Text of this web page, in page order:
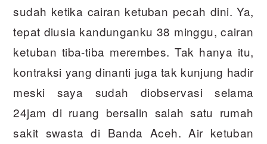
sudah ketika cairan ketuban pecah dini. Ya,
tepat diusia kandunganku 38 minggu, cairan
ketuban tiba-tiba merembes. Tak hanya itu,
kontraksi yang dinanti juga tak kunjung hadir
meski saya sudah diobservasi selama
24jam di ruang bersalin salah satu rumah
sakit swasta di Banda Aceh. Air ketuban